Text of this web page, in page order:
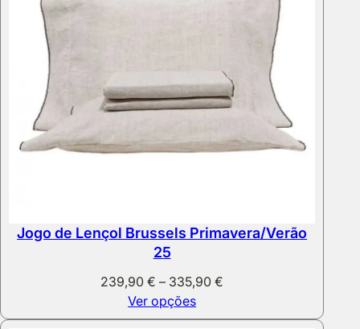
Jogo de Lençol Brussels Primavera/Verão
25
239,90€ – 335,90€
239,90 €
Ver opções